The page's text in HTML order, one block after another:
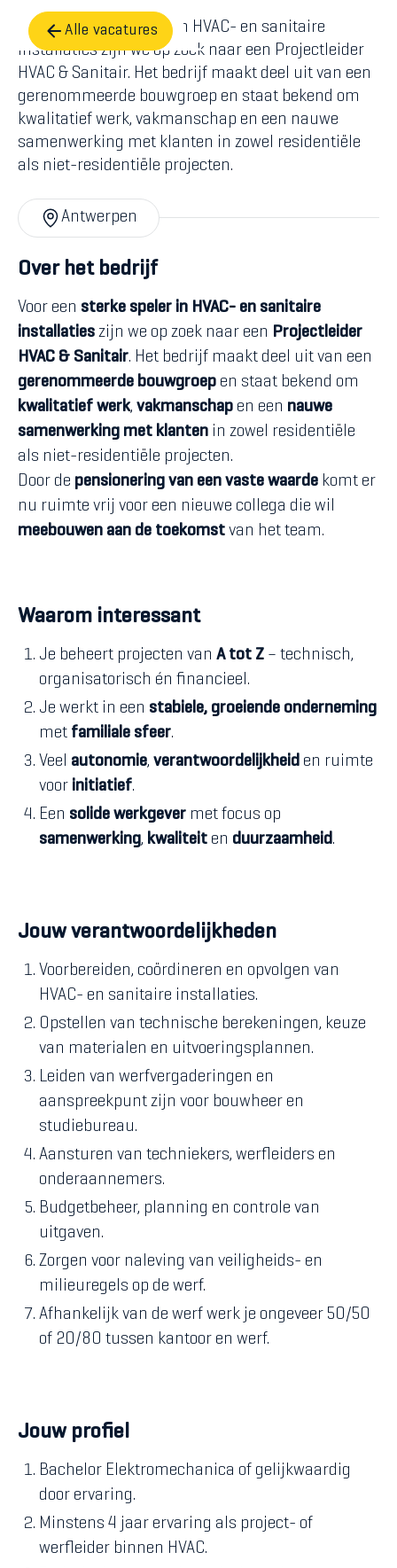
Alle vacatures
Voor een sterke speler in HVAC- en sanitaire
installaties zijn we op zoek naar een Projectleider
HVAC & Sanitair. Het bedrijf maakt deel uit van een
gerenommeerde bouwgroep en staat bekend om
kwalitatief werk, vakmanschap en een nauwe
samenwerking met klanten in zowel residentiële
als niet-residentiële projecten.
Antwerpen
Over het bedrijf
Voor een sterke speler in HVAC- en sanitaire
installaties zijn we op zoek naar een Projectleider
HVAC & Sanitair. Het bedrijf maakt deel uit van een
gerenommeerde bouwgroep en staat bekend om
kwalitatief werk, vakmanschap en een nauwe
samenwerking met klanten in zowel residentiële
als niet-residentiële projecten.
Door de pensionering van een vaste waarde komt er
nu ruimte vrij voor een nieuwe collega die wil
meebouwen aan de toekomst van het team.
Waarom interessant
Je beheert projecten van A tot Z – technisch,
organisatorisch én financieel.
Je werkt in een stabiele, groeiende onderneming
met familiale sfeer.
Veel autonomie, verantwoordelijkheid en ruimte
voor initiatief.
Een solide werkgever met focus op
samenwerking, kwaliteit en duurzaamheid.
Jouw verantwoordelijkheden
Voorbereiden, coördineren en opvolgen van
HVAC- en sanitaire installaties.
Opstellen van technische berekeningen, keuze
van materialen en uitvoeringsplannen.
Leiden van werfvergaderingen en
aanspreekpunt zijn voor bouwheer en
studiebureau.
Aansturen van techniekers, werfleiders en
onderaannemers.
Budgetbeheer, planning en controle van
uitgaven.
Zorgen voor naleving van veiligheids- en
milieuregels op de werf.
Afhankelijk van de werf werk je ongeveer 50/50
of 20/80 tussen kantoor en werf.
Jouw profiel
Bachelor Elektromechanica of gelijkwaardig
door ervaring.
Minstens 4 jaar ervaring als project- of
werfleider binnen HVAC.